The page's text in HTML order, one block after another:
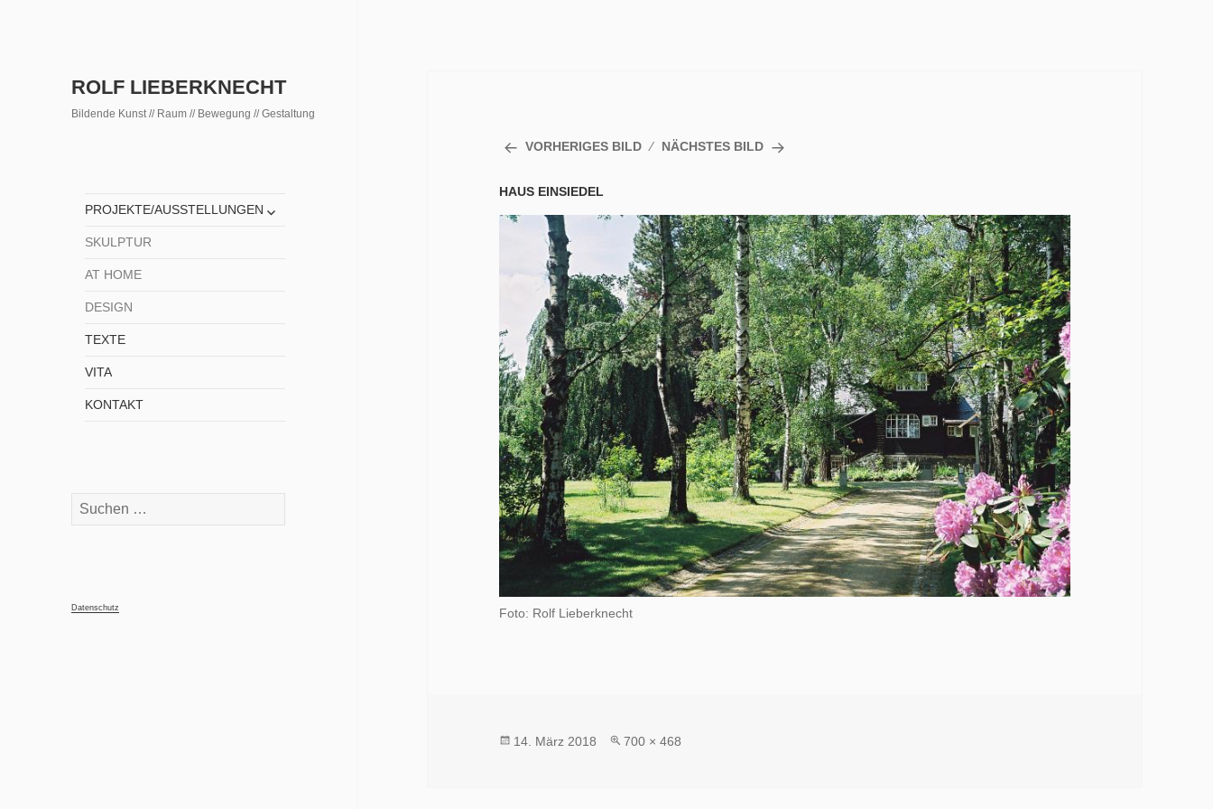
ROLF LIEBERKNECHT
Bildende Kunst // Raum // Bewegung // Gestaltung
PROJEKTE/AUSSTELLUNGENuntermenü
anzeigen
SKULPTUR
AT HOME
DESIGN
TEXTE
VITA
KONTAKT
Suchen
Datenschutz
VORHERIGES BILD NÄCHSTES BILD
HAUS EINSIEDEL
Foto: Rolf Lieberknecht
Veröffentlicht
14. März 2018
Volle
700 × 468